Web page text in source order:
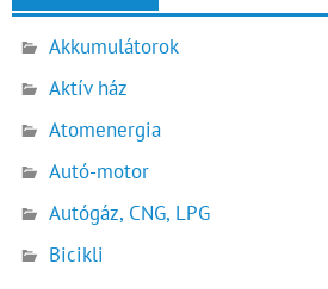
Akkumulátorok
Aktív ház
Atomenergia
Autó-motor
Autógáz, CNG, LPG
Bicikli